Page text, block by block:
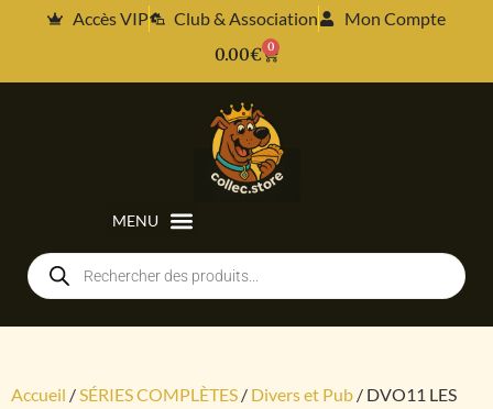
Accès VIP Club & Association
Mon Compte
0.00€ 0
Accueil /SÉRIES COMPLÈTES / Divers et Pub / DVO11 LES